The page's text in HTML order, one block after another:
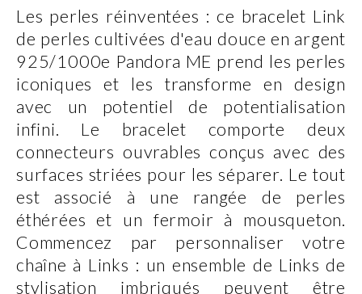
Les perles réinventées : ce bracelet Link
de perles cultivées d'eau douce en argent
925/1000e Pandora ME prend les perles
iconiques et les transforme en design
avec un potentiel de potentialisation
infini. Le bracelet comporte deux
connecteurs ouvrables conçus avec des
surfaces striées pour les séparer. Le tout
est associé à une rangée de perles
éthérées et un fermoir à mousqueton.
Commencez par personnaliser votre
chaîne à Links : un ensemble de Links de
stylisation imbriqués peuvent être